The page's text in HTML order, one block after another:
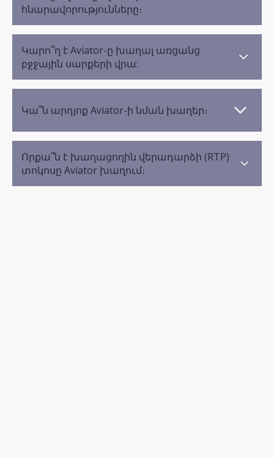
հնարավորությունները։
Կարո՞ղ է Aviator-ը խաղալ առցանց
բջջային սարքերի վրա:
Կա՞ն արդյոք Aviator-ի նման խաղեր։
Որքա՞ն է խաղացողին վերադարձի (RTP)
տոկոսը Aviator խաղում։